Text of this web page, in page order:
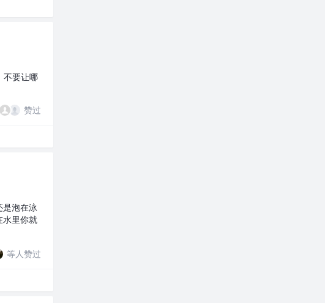
不要让哪
赞过
是泡在泳
水里你就
等人赞过